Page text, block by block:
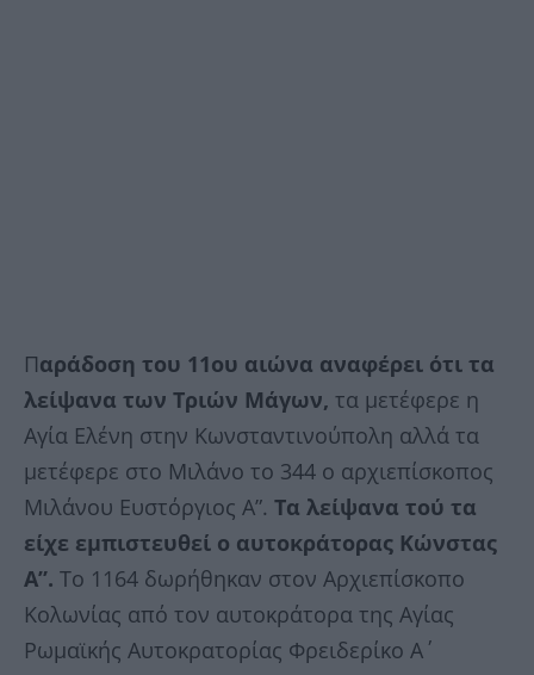
Παράδοση του 11ου αιώνα αναφέρει ότι τα
λείψανα των Τριών Μάγων, τα μετέφερε η
Αγία Ελένη στην Κωνσταντινούπολη αλλά τα
μετέφερε στο Μιλάνο το 344 ο αρχιεπίσκοπος
Μιλάνου Ευστόργιος Α”. Τα λείψανα τού τα
είχε εμπιστευθεί ο αυτοκράτορας Κώνστας
Α”. Το 1164 δωρήθηκαν στον Αρχιεπίσκοπο
Κολωνίας από τον αυτοκράτορα της Αγίας
Ρωμαϊκής Αυτοκρατορίας Φρειδερίκο Α΄